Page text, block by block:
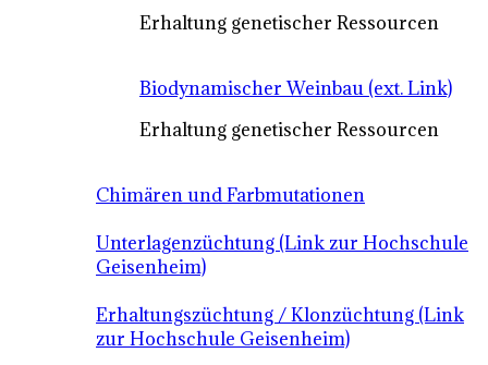
Erhaltung genetischer Ressourcen
Biodynamischer Weinbau (ext. Link)
Erhaltung genetischer Ressourcen
Chimären und Farbmutationen
Unterlagenzüchtung (Link zur Hochschule
Geisenheim)
Erhaltungszüchtung / Klonzüchtung (Link
zur Hochschule Geisenheim)